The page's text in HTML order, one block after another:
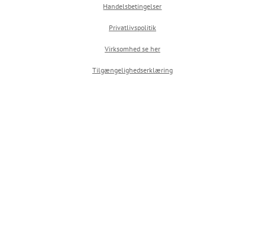
Handelsbetingelser
Privatlivspolitik
Virksomhed se her
Tilgængelighedserklæring